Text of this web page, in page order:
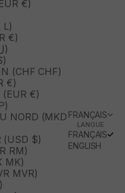
€)
L)
€)
LIBAN (LBP ل.ل)
(CHF CHF)
€)
(EUR €)
NORD (MKD
(USD $)
RM)
MK)
MVR)
FRANÇAIS
LANGUE
FRANÇAIS
ENGLISH